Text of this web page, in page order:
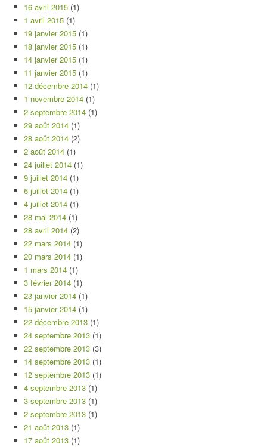
16 avril 2015 (1)
1 avril 2015 (1)
19 janvier 2015 (1)
18 janvier 2015 (1)
14 janvier 2015 (1)
11 janvier 2015 (1)
12 décembre 2014 (1)
1 novembre 2014 (1)
2 septembre 2014 (1)
29 août 2014 (1)
28 août 2014 (2)
2 août 2014 (1)
24 juillet 2014 (1)
9 juillet 2014 (1)
6 juillet 2014 (1)
4 juillet 2014 (1)
28 mai 2014 (1)
28 avril 2014 (2)
22 mars 2014 (1)
20 mars 2014 (1)
1 mars 2014 (1)
3 février 2014 (1)
23 janvier 2014 (1)
15 janvier 2014 (1)
22 décembre 2013 (1)
24 septembre 2013 (1)
22 septembre 2013 (3)
14 septembre 2013 (1)
12 septembre 2013 (1)
4 septembre 2013 (1)
3 septembre 2013 (1)
2 septembre 2013 (1)
21 août 2013 (1)
17 août 2013 (1)